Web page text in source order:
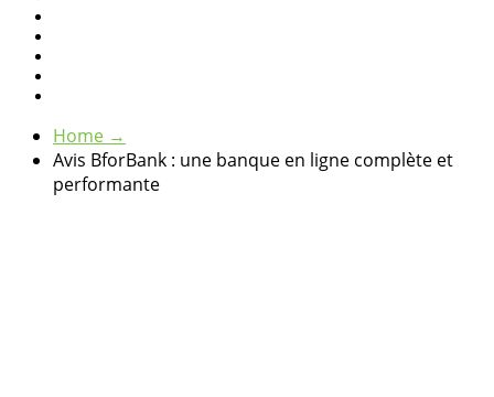
Home →
Avis BforBank : une banque en ligne complète et
performante